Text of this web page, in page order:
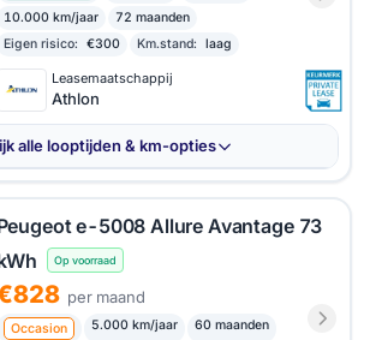
10.000 km/jaar
72 maanden
Eigen risico:
€300 Km.stand: laag
Leasemaatschappij
Athlon
alle looptijden & km-opties
e-5008 Allure Avantage 73
Op voorraad
per maand
Occasion 5.000 km/jaar 60 maanden